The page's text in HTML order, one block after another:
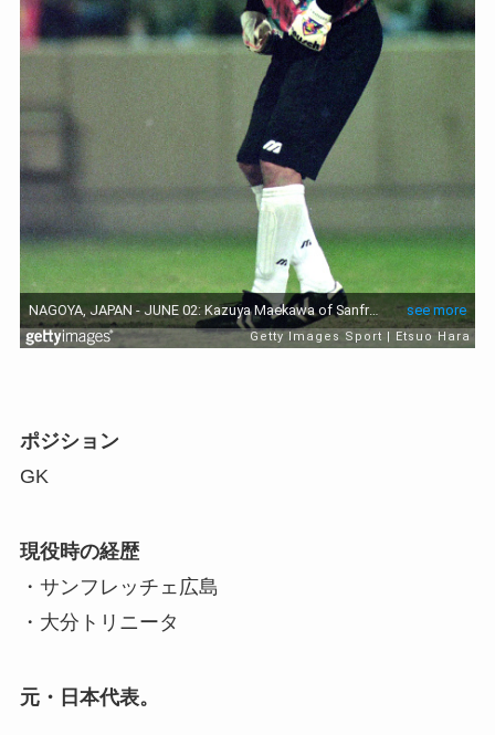
ポジション
GK
現役時の経歴
・サンフレッチェ広島
・大分トリニータ
元・日本代表。